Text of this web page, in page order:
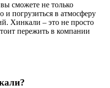
сможете не только
и погрузиться в атмосферу
Хинкали – это не просто
пережить в компании